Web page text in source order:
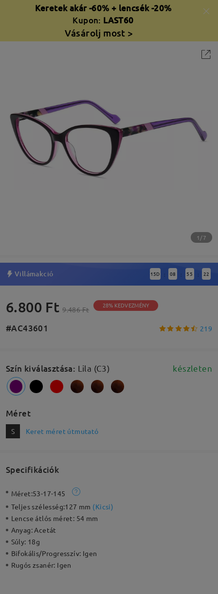
Keretek akár -60% + lencsék -20%
Kupon: LAST60
Vásárolj most >
1/7
Villámakció 15D : 08 : 55 : 22
6.800 Ft 9.486 Ft 28% KEDVEZMÉNY
#AC43601 219
Szín kiválasztása: Lila (C3) készleten
Méret
S Keret méret útmutató
Specifikációk
Méret:53-17-145
Teljes szélesség:127 mm (Kicsi)
Lencse átlós méret: 54 mm
Anyag:Acetát
Súly: 18g
Bifokális/Progresszív: Igen
Rugós zsanér: Igen